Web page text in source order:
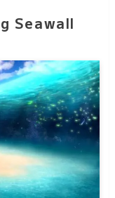
Seawall